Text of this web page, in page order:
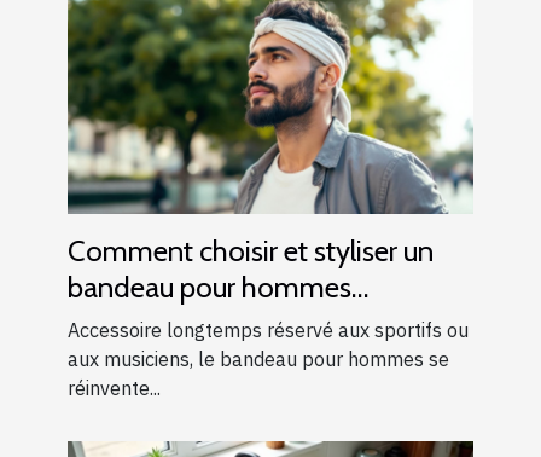
Comment choisir et styliser un
bandeau pour hommes
modernes ?
Accessoire longtemps réservé aux sportifs ou
aux musiciens, le bandeau pour hommes se
réinvente...